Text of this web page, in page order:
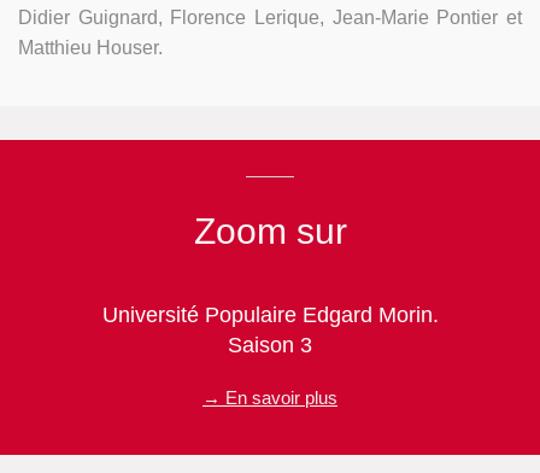
Didier Guignard, Florence Lerique, Jean-Marie Pontier et
Matthieu Houser.
Zoom sur
Université Populaire Edgard Morin.
Saison 3
→ En savoir plus